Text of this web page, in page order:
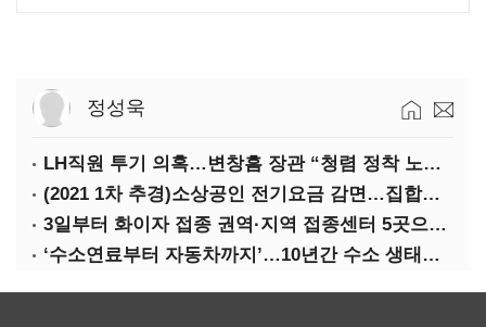
정성욱
LH직원 투기 의혹…변창흠 장관 “청렴 정착 노력해야”
(2021 1차 추경)소상공인 전기요금 감면…집합금지·제한 115만호 대상
3일부터 화이자 접종 권역·지역 접종센터 5곳으로 확대
‘수소연료부터 자동차까지’…10년간 수소 생태계 구축 42조 투자